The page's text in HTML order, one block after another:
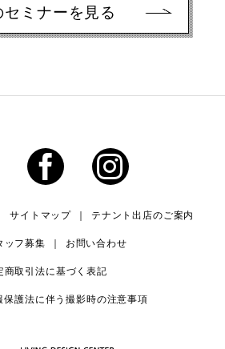
セミナーを見る
サイトマップ テナント出店のご案内
ッフ募集 お問い合わせ
商取引法に基づく表記
保護法に伴う撮影時の注意事項